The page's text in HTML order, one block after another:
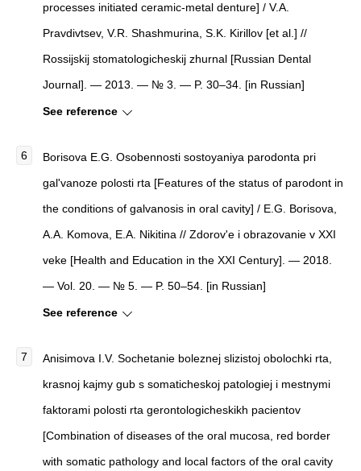
processes initiated ceramic-metal denture] / V.A.
Pravdivtsev, V.R. Shashmurina, S.K. Kirillov [et al.] //
Rossijskij stomatologicheskij zhurnal [Russian Dental
Journal]. — 2013. — № 3. — P. 30–34. [in Russian]
See reference
Borisova E.G. Osobennosti sostoyaniya parodonta pri
gal'vanoze polosti rta [Features of the status of parodont in
the conditions of galvanosis in oral cavity] / E.G. Borisova,
A.A. Komova, E.A. Nikitina // Zdorov'e i obrazovanie v XXI
veke [Health and Education in the XXI Century]. — 2018.
— Vol. 20. — № 5. — P. 50–54. [in Russian]
See reference
Anisimova I.V. Sochetanie boleznej slizistoj obolochki rta,
krasnoj kajmy gub s somaticheskoj patologiej i mestnymi
faktorami polosti rta gerontologicheskikh pacientov
[Combination of diseases of the oral mucosa, red border
with somatic pathology and local factors of the oral cavity